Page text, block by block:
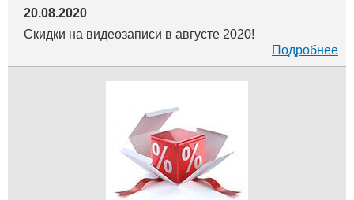
20.08.2020
Скидки на видеозаписи в августе 2020!
Подробнее